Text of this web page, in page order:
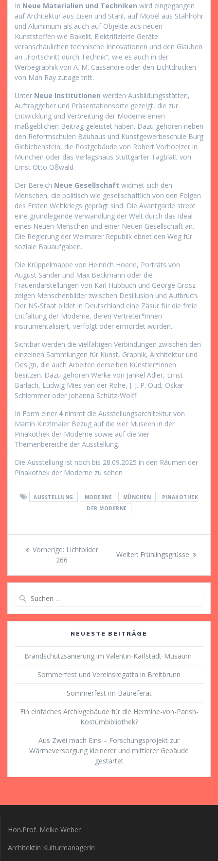
In Neue Materialien und Techniken wird eingegangen
auf Architektur aus Eisen und Stahl, auf Möbel aus Stahlrohr
und Aluminium als auch auf Objekte aus neuen
Kunststoffen wie Bakelit. Elektrifizierte Geräte
veranschaulichen technische Innovationen und den Glauben
an „Fortschritt durch Technik“, wie es auch in der
Werbegraphik von A. M. Cassandre oder den Lichtdrucken
von Man Ray zutage tritt.
Unter Neue Institutionen werden Ausbildungsstätten,
Auftraggeber und Präsentationsorte gezeigt, die zur
Entwicklung und Verbreitung der Moderne einen
maßgeblichen Beitrag geleistet haben. Dazu gehören neben
den Reformschulen Bauhaus und Kunstgewerbeschule Burg
Giebichenstein, die Postgebäude von Robert Vorhoelzer in
München oder das Verlagshaus Stuttgarter Tagblatt von
Ernst Otto Oßwald.
Der Bereich Neue Gesellschaft widmet sich den
Menschen, die politisch wie gesellschaftlich von den Folgen
des Ersten Weltkriegs geprägt sind. Die Avantgarde strebt
eine grundlegende Verwandlung der Welt durch das Ideal
eines Neuen Menschen und einer Neuen Gesellschaft an.
Die Regierung der Weimarer Republik ebnet den Weg für
soziale Bauaufgaben.
Die Krüppelmappe von Heinrich Hoerle, Porträts von
August Sander und Max Beckmann oder die
Frauendarstellungen von Karl Hubbuch und George Grosz
zeigen Menschenbilder zwischen Desillusion und Aufbruch.
Der NS-Staat bildet in Deutschland eine Zäsur für die freie
Entfaltung der Moderne, deren Vertreter*innen
instrumentalisiert, verfolgt oder ermordet wurden.
Sichtbar werden die vielfältigen Verbindungen zwischen den
einzelnen Sammlungen für Kunst, Graphik, Architektur und
Design, die auch Arbeiten derselben Künstler*innen
besitzen. Dazu gehören Werke von Jankel Adler, Ernst
Barlach, Ludwig Mies van der Rohe, J. J. P. Oud, Oskar
Schlemmer oder Johanna Schütz-Wolff.
In Form einer 4 nimmt die Ausstellungsarchitektur von
Martin Kinzlmaier Bezug auf die vier Museen in der
Pinakothek der Moderne sowie auf die vier
Themenbereiche der Ausstellung.
Die Ausstellung ist noch bis 28.09.2025 in den Räumen der
Pinakothek der Moderne zu sehen
AUSSTELLUNG MODERNE MÜNCHEN
PINAKOTHEK
DER MODERNE
Beitragsnavigation
Vorherige: Vorheriger
Beitrag:
Lichtbilder
266
Weiter: Nächster
Frühlingsgrüsse
NEUESTE BEITRÄGE
Brandschutzsanierung im Valentin-Karlstadt-Musäum
Sommerfest und Vereinsregatta in Breitbrunn
Sommerfest im Baureferat
Ein einfaches Archivgebäude für die Hermine-von-Parish-
Kostümbibliothek?
Aus Zwei mach Eins – Forschungsprojekt zur
Wärmeversorgung kleinerer und mittlerer Gebäude
gestartet
Hon.Prof. Meike Weber
Architektin Kulturmanagerin